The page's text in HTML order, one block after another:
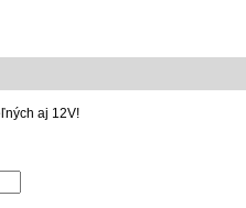
aj 12V!